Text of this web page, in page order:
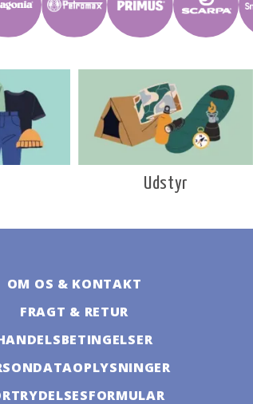
Udstyr
OM OS & KONTAKT
FRAGT & RETUR